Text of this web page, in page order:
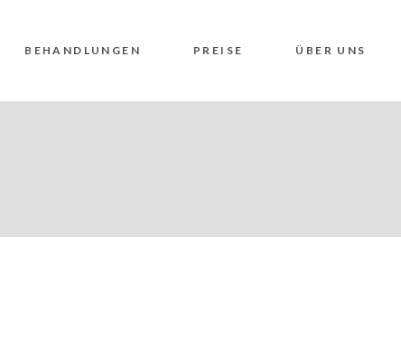
BEHANDLUNGEN PREISE ÜBER UNS